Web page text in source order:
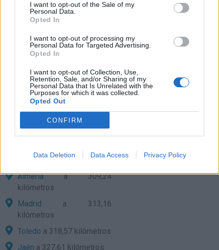
I want to opt-out of the Sale of my
Personal Data.
Opted In
I want to opt-out of processing my
Personal Data for Targeted Advertising.
Opted In
I want to opt-out of Collection, Use,
Retention, Sale, and/or Sharing of my
Personal Data that Is Unrelated with the
Purposes for which it was collected.
Opted Out
CONFIRM
Data Deletion Data Access Privacy Policy
kilómetros
Tarragona a 264,74
kilómetros
Palma de Mallorcaa
Zaragozaa 284,17
kilómetros
Guadalajaraa 286,15
kilómetros
a 300,68
kilómetros
Almeríaa 309,24
kilómetros
Madrid a 313,16
kilómetros
Toledo a 318,57 kilómetros
Jaén a 327,61 kilómetros